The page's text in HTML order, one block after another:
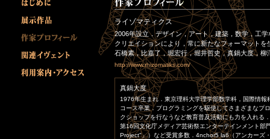
ライゾマティクス
2006年設立．デザイン，アート，建築，数学，工
クリエイションにより，常に新たなフォーマットを
石橋素，比嘉了，堀宏行，堀井哲史，真鍋大度，
http://www.rhizomatiks.com/
真鍋大度
1976年生まれ．東京理科大学理学部数学科，国際情
コース卒業．プログラミングを駆使してさまざまなプ
クショップを行なうなど教育普及活動にも力を入れる．
第16回文化庁メディア芸術祭エンターテインメント部
Project"」）など受賞多数．4nchor5 la6（アンカーズ